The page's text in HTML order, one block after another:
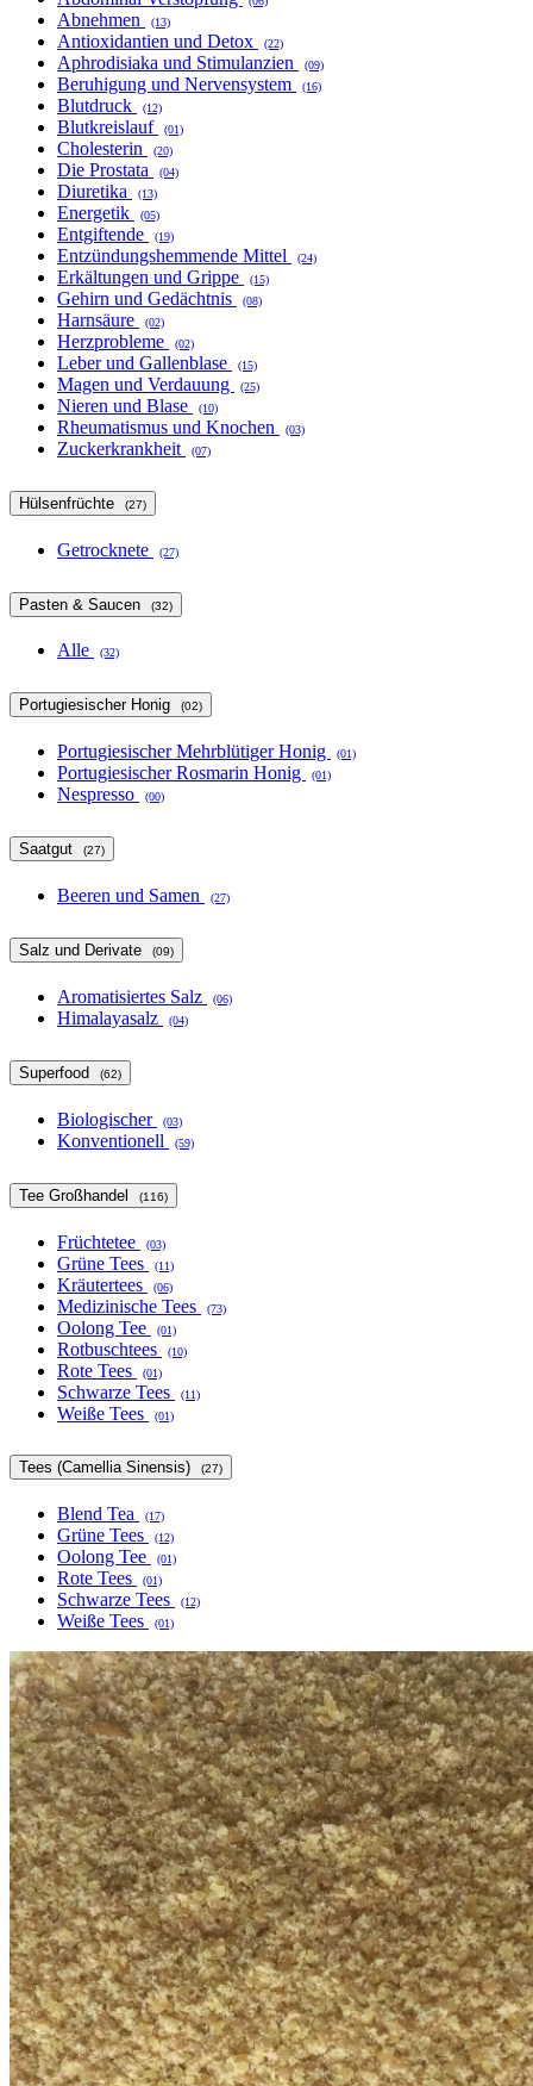
Abnehmen (13)
Antioxidantien und Detox (22)
Aphrodisiaka und Stimulanzien (09)
Beruhigung und Nervensystem (16)
Blutdruck (12)
Blutkreislauf (01)
Cholesterin (20)
Die Prostata (04)
Diuretika (13)
Energetik (05)
Entgiftende (19)
Entzündungshemmende Mittel (24)
Erkältungen und Grippe (15)
Gehirn und Gedächtnis (08)
Harnsäure (02)
Herzprobleme (02)
Leber und Gallenblase (15)
Magen und Verdauung (25)
Nieren und Blase (10)
Rheumatismus und Knochen (03)
Zuckerkrankheit (07)
Hülsenfrüchte (27)
Getrocknete (27)
Pasten & Saucen (32)
Alle (32)
Portugiesischer Honig (02)
Portugiesischer Mehrblütiger Honig (01)
Portugiesischer Rosmarin Honig (01)
Nespresso (00)
Saatgut (27)
Beeren und Samen (27)
Salz und Derivate (09)
Aromatisiertes Salz (06)
Himalayasalz (04)
Superfood (62)
Biologischer (03)
Konventionell (59)
Tee Großhandel (116)
Früchtetee (03)
Grüne Tees (11)
Kräutertees (06)
Medizinische Tees (73)
Oolong Tee (01)
Rotbuschtees (10)
Rote Tees (01)
Schwarze Tees (11)
Weiße Tees (01)
Tees (Camellia Sinensis) (27)
Blend Tea (17)
Grüne Tees (12)
Oolong Tee (01)
Rote Tees (01)
Schwarze Tees (12)
Weiße Tees (01)